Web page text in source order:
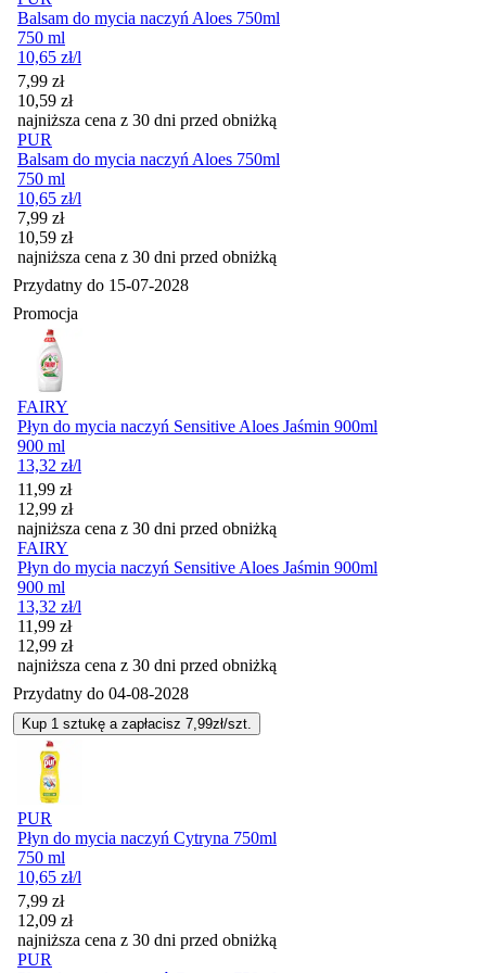
Balsam do mycia naczyń Aloes 750ml
750 ml
10,65 zł/l
Cena promocyjna
7,99 zł
10,59 zł
najniższa cena z 30 dni przed obniżką
PUR
Balsam do mycia naczyń Aloes 750ml
750 ml
10,65 zł/l
Cena promocyjna
7,99 zł
10,59 zł
najniższa cena z 30 dni przed obniżką
Przydatny do 15-07-2028
Promocja
FAIRY
Płyn do mycia naczyń Sensitive Aloes Jaśmin 900ml
900 ml
13,32 zł/l
Cena promocyjna
11,99 zł
12,99 zł
najniższa cena z 30 dni przed obniżką
FAIRY
Płyn do mycia naczyń Sensitive Aloes Jaśmin 900ml
900 ml
13,32 zł/l
Cena promocyjna
11,99 zł
12,99 zł
najniższa cena z 30 dni przed obniżką
Przydatny do 04-08-2028
Kup 1 sztukę a zapłacisz 7,99zł/szt.
PUR
Płyn do mycia naczyń Cytryna 750ml
750 ml
10,65 zł/l
Cena promocyjna
7,99 zł
12,09 zł
najniższa cena z 30 dni przed obniżką
PUR